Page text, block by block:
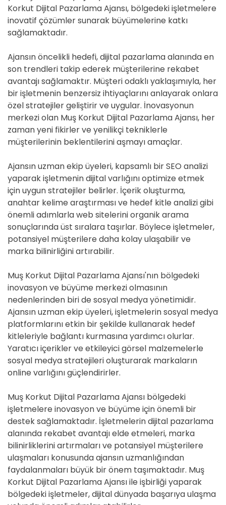
Korkut Dijital Pazarlama Ajansı, bölgedeki işletmelere
inovatif çözümler sunarak büyümelerine katkı
sağlamaktadır.
Ajansın öncelikli hedefi, dijital pazarlama alanında en
son trendleri takip ederek müşterilerine rekabet
avantajı sağlamaktır. Müşteri odaklı yaklaşımıyla, her
bir işletmenin benzersiz ihtiyaçlarını anlayarak onlara
özel stratejiler geliştirir ve uygular. İnovasyonun
merkezi olan Muş Korkut Dijital Pazarlama Ajansı, her
zaman yeni fikirler ve yenilikçi tekniklerle
müşterilerinin beklentilerini aşmayı amaçlar.
Ajansın uzman ekip üyeleri, kapsamlı bir SEO analizi
yaparak işletmenin dijital varlığını optimize etmek
için uygun stratejiler belirler. İçerik oluşturma,
anahtar kelime araştırması ve hedef kitle analizi gibi
önemli adımlarla web sitelerini organik arama
sonuçlarında üst sıralara taşırlar. Böylece işletmeler,
potansiyel müşterilere daha kolay ulaşabilir ve
marka bilinirliğini artırabilir.
Muş Korkut Dijital Pazarlama Ajansı'nın bölgedeki
inovasyon ve büyüme merkezi olmasının
nedenlerinden biri de sosyal medya yönetimidir.
Ajansın uzman ekip üyeleri, işletmelerin sosyal medya
platformlarını etkin bir şekilde kullanarak hedef
kitleleriyle bağlantı kurmasına yardımcı olurlar.
Yaratıcı içerikler ve etkileyici görsel malzemelerle
sosyal medya stratejileri oluşturarak markaların
online varlığını güçlendirirler.
Muş Korkut Dijital Pazarlama Ajansı bölgedeki
işletmelere inovasyon ve büyüme için önemli bir
destek sağlamaktadır. İşletmelerin dijital pazarlama
alanında rekabet avantajı elde etmeleri, marka
bilinirliklerini artırmaları ve potansiyel müşterilere
ulaşmaları konusunda ajansın uzmanlığından
faydalanmaları büyük bir önem taşımaktadır. Muş
Korkut Dijital Pazarlama Ajansı ile işbirliği yaparak
bölgedeki işletmeler, dijital dünyada başarıya ulaşma